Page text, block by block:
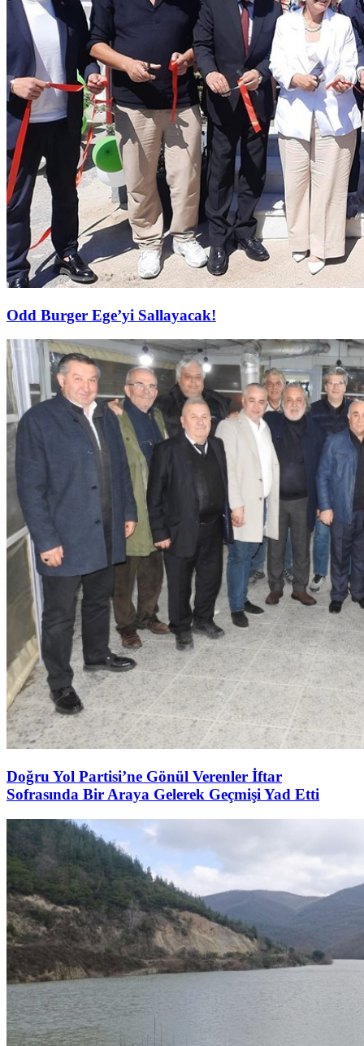
Odd Burger Ege’yi Sallayacak!
Doğru Yol Partisi’ne Gönül Verenler İftar
Sofrasında Bir Araya Gelerek Geçmişi Yad Etti